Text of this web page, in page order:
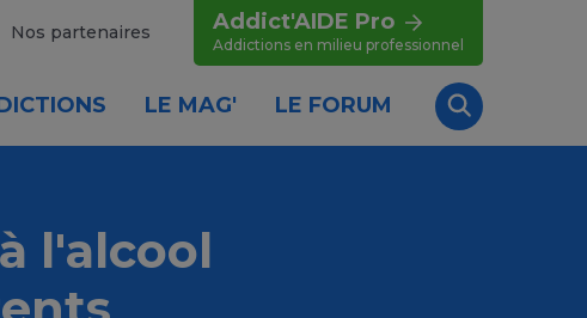
Nos partenaires Addict'AIDE Pro
Addictions en milieu professionnel
LE MAG' LE FORUM
Recherche
l'alcool